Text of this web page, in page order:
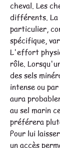
cheval. Les
différents. La
particulier,
spécifique,
L'effort
rôle.
des sels
intense ou
aura
au sel marin
préférera
Pour lui
un accès